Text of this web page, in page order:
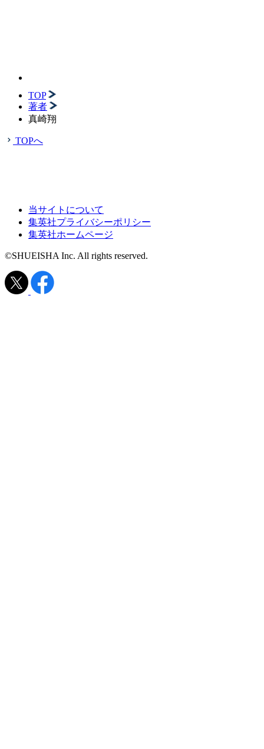
TOP
著者
真崎翔
TOPへ
当サイトについて
集英社プライバシーポリシー
集英社ホームページ
©SHUEISHA Inc. All rights reserved.